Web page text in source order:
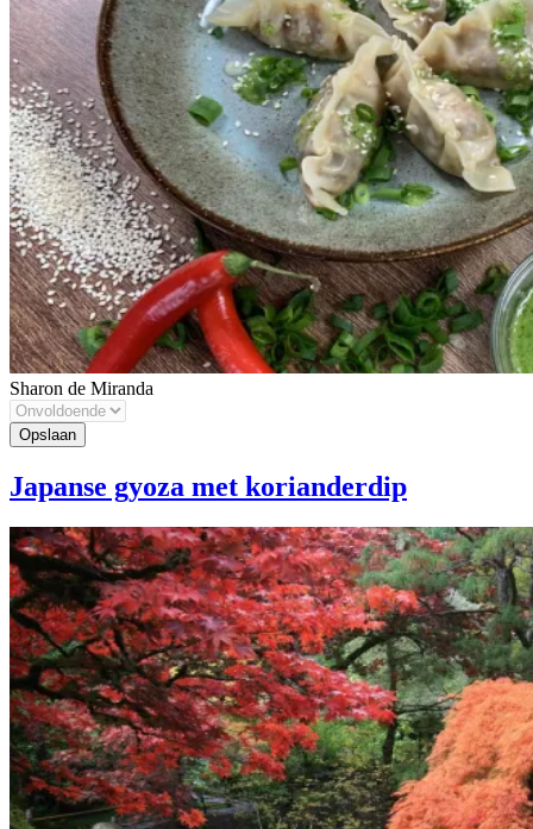
Sharon de Miranda
Japanse gyoza met korianderdip